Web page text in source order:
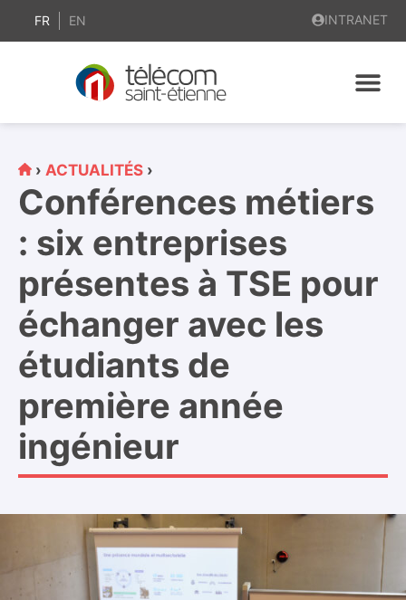
principal
FR EN INTRANET
›ACTUALITÉS ›
Conférences métiers
: six entreprises
présentes à TSE pour
échanger avec les
étudiants de
première année
ingénieur